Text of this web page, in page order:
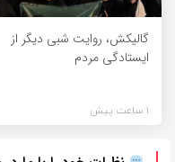
گالیکش، روایت شبی دیگر از
ایستادگی مردم
1 ساعت پیش